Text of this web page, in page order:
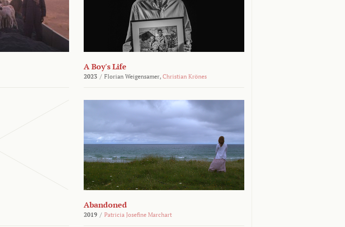
A Boy's Life
2023 / Florian Weigensamer, Christian Krönes
Abandoned
2019 / Patricia Josefine Marchart